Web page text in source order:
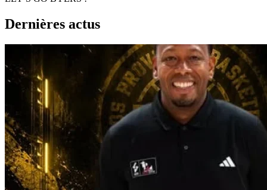
Dernières actus